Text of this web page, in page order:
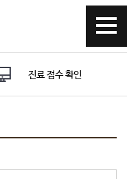
진료 접수 확인